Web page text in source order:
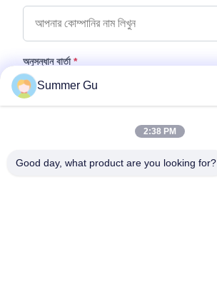
অনুসন্ধান বার্তা *
Summer Gu
2:38 PM
Good day, what product are you looking for?